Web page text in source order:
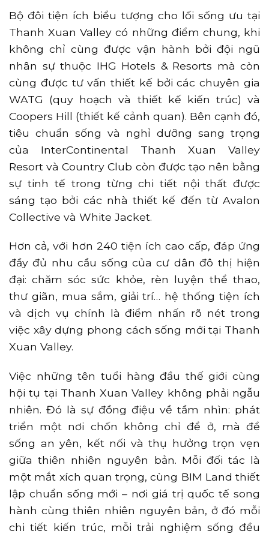
Bộ đôi tiện ích biểu tượng cho lối sống ưu tại
Thanh Xuan Valley có những điểm chung, khi
không chỉ cùng được vận hành bởi đội ngũ
nhân sự thuộc IHG Hotels & Resorts mà còn
cùng được tư vấn thiết kế bởi các chuyên gia
WATG (quy hoạch và thiết kế kiến trúc) và
Coopers Hill (thiết kế cảnh quan). Bên cạnh đó,
tiêu chuẩn sống và nghỉ dưỡng sang trọng
của InterContinental Thanh Xuan Valley
Resort và Country Club còn được tạo nên bằng
sự tinh tế trong từng chi tiết nội thất được
sáng tạo bởi các nhà thiết kế đến từ Avalon
Collective và White Jacket.
Hơn cả, với hơn 240 tiện ích cao cấp, đáp ứng
đầy đủ nhu cầu sống của cư dân đô thị hiện
đại: chăm sóc sức khỏe, rèn luyện thể thao,
thư giãn, mua sắm, giải trí… hệ thống tiện ích
và dịch vụ chính là điểm nhấn rõ nét trong
việc xây dựng phong cách sống mới tại Thanh
Xuan Valley.
Việc những tên tuổi hàng đầu thế giới cùng
hội tụ tại Thanh Xuan Valley không phải ngẫu
nhiên. Đó là sự đồng điệu về tầm nhìn: phát
triển một nơi chốn không chỉ để ở, mà để
sống an yên, kết nối và thụ hưởng trọn vẹn
giữa thiên nhiên nguyên bản. Mỗi đối tác là
một mắt xích quan trọng, cùng BIM Land thiết
lập chuẩn sống mới – nơi giá trị quốc tế song
hành cùng thiên nhiên nguyên bản, ở đó mỗi
chi tiết kiến trúc, mỗi trải nghiệm sống đều